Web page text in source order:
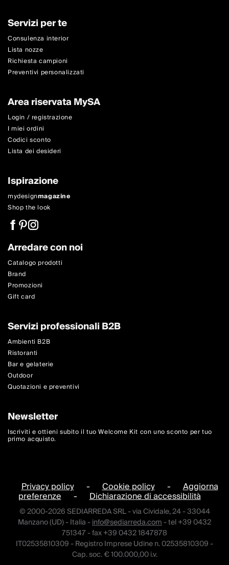
Servizi per te
Consulenza interior
Lista nozze
Richiesta campioni
Preventivi personalizzati
Area riservata MySA
Login / registrazione
I miei ordini
Codici sconto
Lista dei desideri
Ispirazione
mydesignmagazine
Shop the look
Arredare con noi
Catalogo prodotti
Brand
Promozioni
Gift card
Servizi professionali B2B
Ambienti B2B
Ristoranti
Bar e gelaterie
Outdoor
Quotazioni e preventivi
Newsletter
Iscriviti e ottieni subito il tuo Welcome Kit con uno sconto per tuo
primo acquisto.
Privacy policy - Cookie policy - Aggiorna
preferenze - Dichiarazione di accessibilità
© 2000-2026 SEDIARREDA SRL - via Cividale, 24 - 33044
Manzano (UD) - Italia -info@sediarreda.com- tel +39 0432
751347 - fax +39 0432 1847878
IT02535810309 - Registro Imprese Udine n. 02535810309 -
Cap. soc. € 100.000,00 i.v.